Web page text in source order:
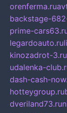
orenferma.ru
backstage-
prime-
legardoauto.ru
kinozadrot-3.ru
udalenka-
dash-cash-
hotteygroup.ru
dveriland73.ru